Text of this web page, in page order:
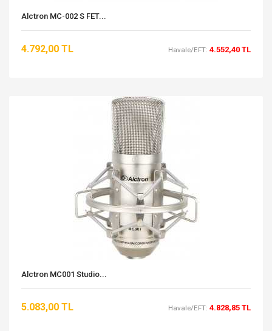
Alctron MC-002 S FET...
4.792,00 TL Havale/EFT: 4.552,40 TL
Alctron MC001 Studio...
5.083,00 TL Havale/EFT: 4.828,85 TL